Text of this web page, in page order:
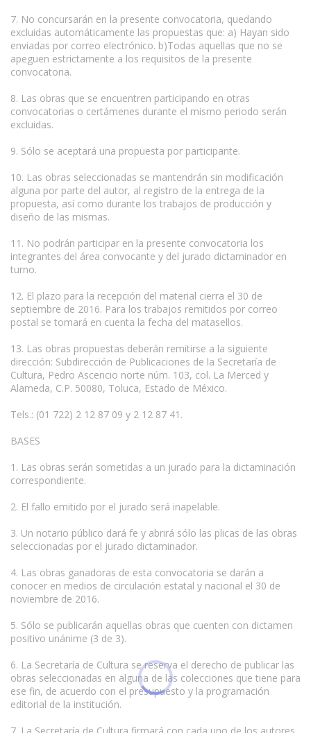
7. No concursarán en la presente convocatoria, quedando
excluidas automáticamente las propuestas que: a) Hayan sido
enviadas por correo electrónico. b)Todas aquellas que no se
apeguen estrictamente a los requisitos de la presente
convocatoria.
8. Las obras que se encuentren participando en otras
convocatorias o certámenes durante el mismo periodo serán
excluidas.
9. Sólo se aceptará una propuesta por participante.
10. Las obras seleccionadas se mantendrán sin modificación
alguna por parte del autor, al registro de la entrega de la
propuesta, así como durante los trabajos de producción y
diseño de las mismas.
11. No podrán participar en la presente convocatoria los
integrantes del área convocante y del jurado dictaminador en
turno.
12. El plazo para la recepción del material cierra el 30 de
septiembre de 2016. Para los trabajos remitidos por correo
postal se tomará en cuenta la fecha del matasellos.
13. Las obras propuestas deberán remitirse a la siguiente
dirección: Subdirección de Publicaciones de la Secretaría de
Cultura, Pedro Ascencio norte núm. 103, col. La Merced y
Alameda, C.P. 50080, Toluca, Estado de México.
Tels.: (01 722) 2 12 87 09 y 2 12 87 41.
BASES
1. Las obras serán sometidas a un jurado para la dictaminación
correspondiente.
2. El fallo emitido por el jurado será inapelable.
3. Un notario público dará fe y abrirá sólo las plicas de las obras
seleccionadas por el jurado dictaminador.
4. Las obras ganadoras de esta convocatoria se darán a
conocer en medios de circulación estatal y nacional el 30 de
noviembre de 2016.
5. Sólo se publicarán aquellas obras que cuenten con dictamen
positivo unánime (3 de 3).
6. La Secretaría de Cultura se reserva el derecho de publicar las
obras seleccionadas en alguna de las colecciones que tiene para
ese fin, de acuerdo con el presupuesto y la programación
editorial de la institución.
7. La Secretaría de Cultura firmará con cada uno de los autores